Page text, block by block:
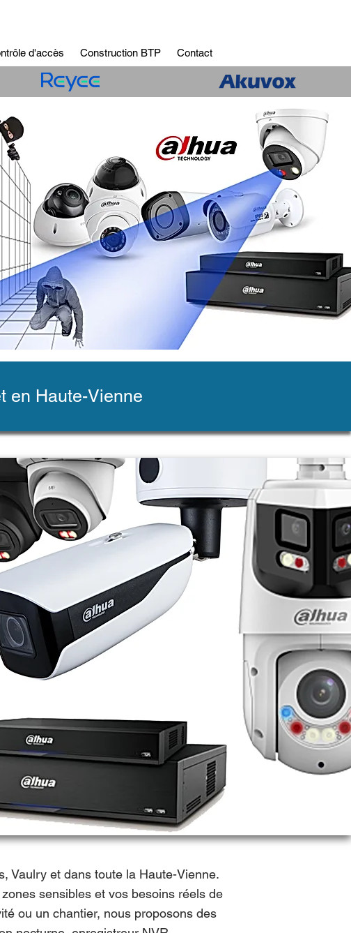
d'accès Construction BTP Contact
en Haute-Vienne
Vaulry et dans toute la Haute-Vienne.
sensibles et vos besoins réels de
ou un chantier, nous proposons des